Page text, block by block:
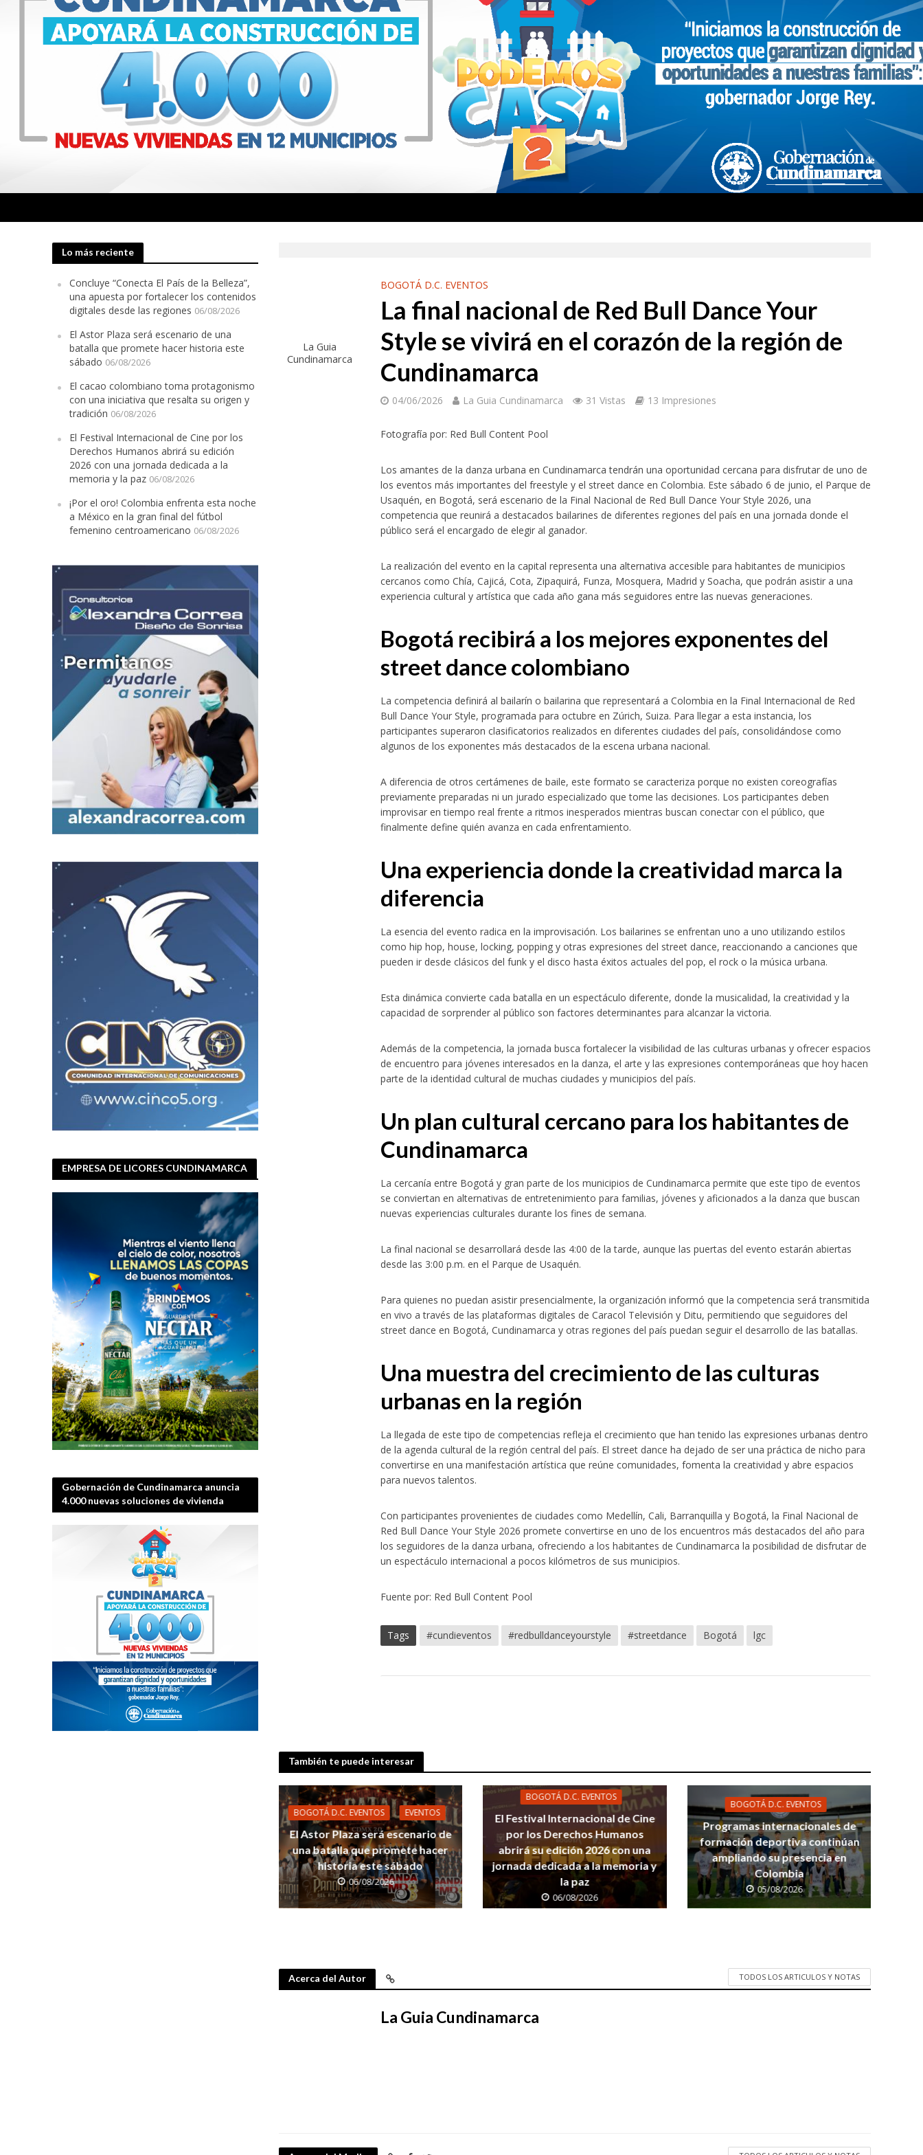
Lo más reciente
Concluye “Conecta El País de la Belleza”,
una apuesta por fortalecer los contenidos
digitales desde las regiones 06/08/2026
El Astor Plaza será escenario de una
batalla que promete hacer historia este
sábado 06/08/2026
El cacao colombiano toma protagonismo
con una iniciativa que resalta su origen y
tradición 06/08/2026
El Festival Internacional de Cine por los
Derechos Humanos abrirá su edición
2026 con una jornada dedicada a la
memoria y la paz 06/08/2026
¡Por el oro! Colombia enfrenta esta noche
a México en la gran final del fútbol
femenino centroamericano 06/08/2026
EMPRESA DE LICORES CUNDINAMARCA
Gobernación de Cundinamarca anuncia
4.000 nuevas soluciones de vivienda
La Guia
Cundinamarca
BOGOTÁ D.C. EVENTOS
La final nacional de Red Bull Dance Your
Style se vivirá en el corazón de la región de
Cundinamarca
04/06/2026 La Guia Cundinamarca 31 Vistas 13 Impresiones
Fotografía por: Red Bull Content Pool
Los amantes de la danza urbana en Cundinamarca tendrán una oportunidad cercana para disfrutar de uno de
los eventos más importantes del freestyle y el street dance en Colombia. Este sábado 6 de junio, el Parque de
Usaquén, en Bogotá, será escenario de la Final Nacional de Red Bull Dance Your Style 2026, una
competencia que reunirá a destacados bailarines de diferentes regiones del país en una jornada donde el
público será el encargado de elegir al ganador.
La realización del evento en la capital representa una alternativa accesible para habitantes de municipios
cercanos como Chía, Cajicá, Cota, Zipaquirá, Funza, Mosquera, Madrid y Soacha, que podrán asistir a una
experiencia cultural y artística que cada año gana más seguidores entre las nuevas generaciones.
Bogotá recibirá a los mejores exponentes del
street dance colombiano
La competencia definirá al bailarín o bailarina que representará a Colombia en la Final Internacional de Red
Bull Dance Your Style, programada para octubre en Zúrich, Suiza. Para llegar a esta instancia, los
participantes superaron clasificatorios realizados en diferentes ciudades del país, consolidándose como
algunos de los exponentes más destacados de la escena urbana nacional.
A diferencia de otros certámenes de baile, este formato se caracteriza porque no existen coreografías
previamente preparadas ni un jurado especializado que tome las decisiones. Los participantes deben
improvisar en tiempo real frente a ritmos inesperados mientras buscan conectar con el público, que
finalmente define quién avanza en cada enfrentamiento.
Una experiencia donde la creatividad marca la
diferencia
La esencia del evento radica en la improvisación. Los bailarines se enfrentan uno a uno utilizando estilos
como hip hop, house, locking, popping y otras expresiones del street dance, reaccionando a canciones que
pueden ir desde clásicos del funk y el disco hasta éxitos actuales del pop, el rock o la música urbana.
Esta dinámica convierte cada batalla en un espectáculo diferente, donde la musicalidad, la creatividad y la
capacidad de sorprender al público son factores determinantes para alcanzar la victoria.
Además de la competencia, la jornada busca fortalecer la visibilidad de las culturas urbanas y ofrecer espacios
de encuentro para jóvenes interesados en la danza, el arte y las expresiones contemporáneas que hoy hacen
parte de la identidad cultural de muchas ciudades y municipios del país.
Un plan cultural cercano para los habitantes de
Cundinamarca
La cercanía entre Bogotá y gran parte de los municipios de Cundinamarca permite que este tipo de eventos
se conviertan en alternativas de entretenimiento para familias, jóvenes y aficionados a la danza que buscan
nuevas experiencias culturales durante los fines de semana.
La final nacional se desarrollará desde las 4:00 de la tarde, aunque las puertas del evento estarán abiertas
desde las 3:00 p.m. en el Parque de Usaquén.
Para quienes no puedan asistir presencialmente, la organización informó que la competencia será transmitida
en vivo a través de las plataformas digitales de Caracol Televisión y Ditu, permitiendo que seguidores del
street dance en Bogotá, Cundinamarca y otras regiones del país puedan seguir el desarrollo de las batallas.
Una muestra del crecimiento de las culturas
urbanas en la región
La llegada de este tipo de competencias refleja el crecimiento que han tenido las expresiones urbanas dentro
de la agenda cultural de la región central del país. El street dance ha dejado de ser una práctica de nicho para
convertirse en una manifestación artística que reúne comunidades, fomenta la creatividad y abre espacios
para nuevos talentos.
Con participantes provenientes de ciudades como Medellín, Cali, Barranquilla y Bogotá, la Final Nacional de
Red Bull Dance Your Style 2026 promete convertirse en uno de los encuentros más destacados del año para
los seguidores de la danza urbana, ofreciendo a los habitantes de Cundinamarca la posibilidad de disfrutar de
un espectáculo internacional a pocos kilómetros de sus municipios.
Fuente por: Red Bull Content Pool
Tags #cundieventos #redbulldanceyourstyle #streetdance Bogotá lgc
También te puede interesar
BOGOTÁ D.C. EVENTOS EVENTOS
El Astor Plaza será escenario de
una batalla que promete hacer
historia este sábado
06/08/2026
BOGOTÁ D.C. EVENTOS
El Festival Internacional de Cine
por los Derechos Humanos
abrirá su edición 2026 con una
jornada dedicada a la memoria y
la paz
06/08/2026
BOGOTÁ D.C. EVENTOS
Programas internacionales de
formación deportiva continúan
ampliando su presencia en
Colombia
05/08/2026
Acerca del Autor TODOS LOS ARTICULOS Y NOTAS
La Guia Cundinamarca